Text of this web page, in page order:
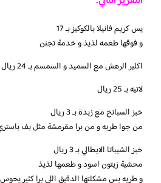
يس كريم فانيلا بالكوكيز بـ 17
و فوقها طعمه لذيذ و خدمة تجنن
اكلير الرهش مع السميد و السمسم بـ 24 ريال
لاتيه بـ 25 ريال
خبز السبانخ مع زبدة بـ 3 ريال
من جوا طريه و من برا مقرمشة مثل بف
خبز الشيباتا الايطالي بـ 3 ريال
محشية زيتون اسود و طعمها لذيذ
و طريه بس مشكلتها الدقيق اللي برا كثير يحوس